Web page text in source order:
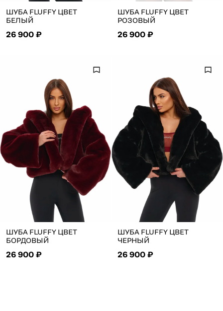
ШУБА FLUFFY ЦВЕТ
БЕЛЫЙ
26 900 ₽
ШУБА FLUFFY ЦВЕТ
РОЗОВЫЙ
26 900 ₽
ШУБА FLUFFY ЦВЕТ
БОРДОВЫЙ
26 900 ₽
ШУБА FLUFFY ЦВЕТ
ЧЕРНЫЙ
26 900 ₽